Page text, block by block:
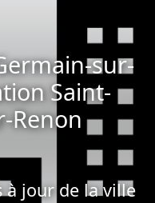
sur-
Saint-
Renon
à jour de la ville